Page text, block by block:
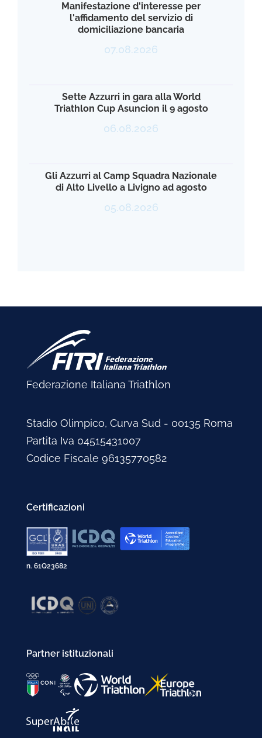
Manifestazione d'interesse per
l'affidamento del servizio di
domiciliazione bancaria
07.08.2026
Sette Azzurri in gara alla World
Triathlon Cup Asuncion il 9 agosto
06.08.2026
Gli Azzurri al Camp Squadra Nazionale
di Alto Livello a Livigno ad agosto
05.08.2026
Federazione Italiana Triathlon
Stadio Olimpico, Curva Sud - 00135 Roma
Partita Iva 04515431007
Codice Fiscale 96135770582
Certificazioni
n. 61Q23682
Partner istituzionali